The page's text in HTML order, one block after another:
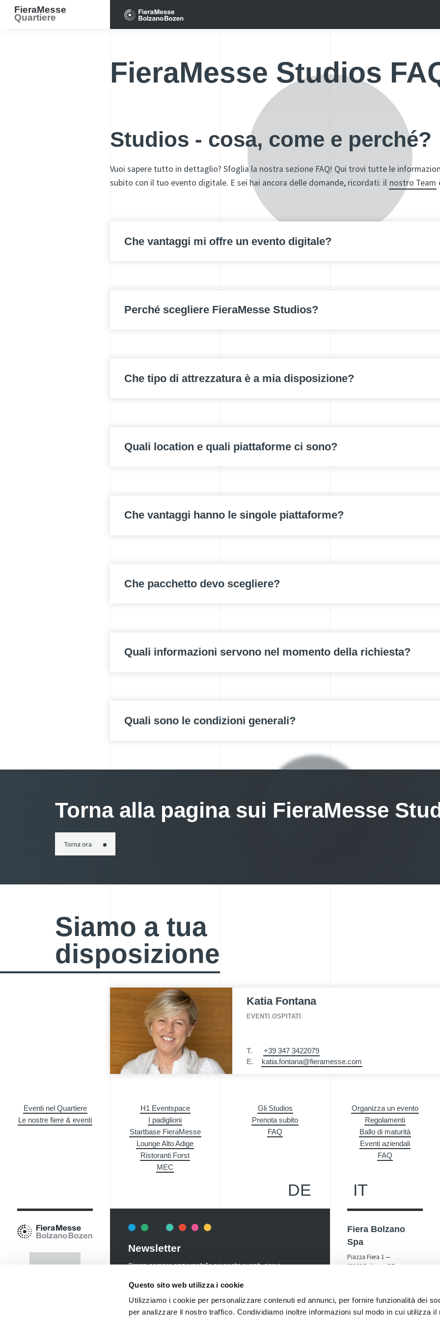
Questo sito web utilizza i cookie
Utilizziamo i cookie per personalizzare contenuti ed annunci, per fornire funzionalità dei
per analizzare il nostro traffico. Condividiamo inoltre informazioni sul modo in cui utilizza il
FieraMesse
Quartiere
FieraMesse Studios
Studios - cosa, come e perché?
Vuoi sapere tutto in dettaglio? Sfoglia la nostra sezione FAQ! Qui trovi tutte le
subito con il tuo evento digitale. E sei hai ancora delle domande, ricordati: il nostro Team
Che vantaggi mi offre un evento digitale?
Perché scegliere FieraMesse Studios?
Che tipo di attrezzatura è a mia disposizione?
Quali location e quali piattaforme ci sono?
Che vantaggi hanno le singole piattaforme?
Che pacchetto devo scegliere?
Quali informazioni servono nel momento della richiesta?
Quali sono le condizioni generali?
Torna alla pagina sui FieraMesse
Torna ora
Siamo a tua
disposizione
Katia Fontana
EVENTI OSPITATI
T.
+39 347 3422079
E.
katia.fontana@fieramesse.com
Eventi nel Quartiere
Le nostre fiere & eventi
H1 Eventspace
I padiglioni
Startbase FieraMesse
Lounge Alto Adige
Ristoranti Forst
MEC
Gli Studios
Prenota subito
FAQ
Organizza un evento
Regolamenti
Ballo di maturità
Eventi aziendali
FAQ
DE IT
Newsletter
Rimani sempre aggiornata*o sui nostri eventi, ricevi
costo.
Iscriviti alla Newsletter
Fiera Bolzano
Spa
Piazza Fiera 1 —
39100 Bolzano BZ
info@fieramesse.com